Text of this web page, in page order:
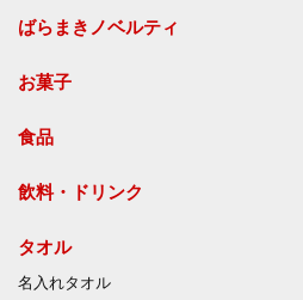
ばらまきノベルティ
お菓子
食品
飲料・ドリンク
タオル
名入れタオル